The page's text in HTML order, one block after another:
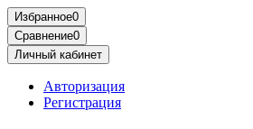
Избранное0
Сравнение0
Личный кабинет
Авторизация
Регистрация